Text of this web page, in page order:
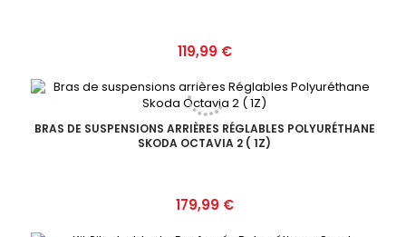
Prix
119,99 €
BRAS DE SUSPENSIONS ARRIÈRES RÉGLABLES POLYURÉTHANE
SKODA OCTAVIA 2 ( 1Z)
Prix
179,99 €